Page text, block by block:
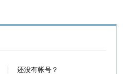
还没有帐号？